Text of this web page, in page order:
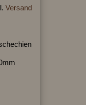
Versand